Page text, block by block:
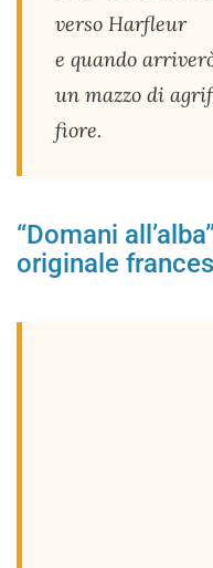
verso Harfleur
e quando
un mazzo di
fiore.
“Domani
originale